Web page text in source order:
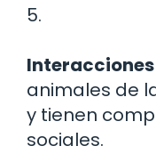
5.
animales de
y tienen
sociales.